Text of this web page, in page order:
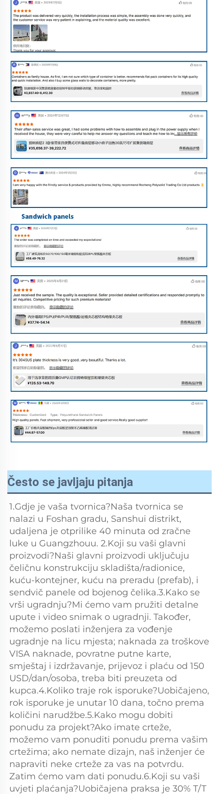
Često se javljaju pitanja
1.Gdje je vaša tvornica?Naša tvornica se
nalazi u Foshan gradu, Sanshui distrikt,
udaljena je otprilike 40 minuta od zračne
luke u Guangzhouu. 2.Koji su vaši glavni
proizvodi?Naši glavni proizvodi uključuju
čeličnu konstrukciju skladišta/radionice,
kuću-kontejner, kuću na preradu (prefab), i
sendvič panele od bojenog čelika.3.Kako se
vrši ugradnju?Mi ćemo vam pružiti detalne
upute i video snimak o ugradnji. Također,
možemo poslati inženjera za vođenje
ugradnje na licu mjesta; naknada za troškove
VISA naknade, povratne putne karte,
smještaj i izdržavanje, prijevoz i plaću od 150
USD/dan/osoba, treba biti preuzeta od
kupca.4.Koliko traje rok isporuke?Uobičajeno,
rok isporuke je unutar 10 dana, točno prema
količini narudžbe.5.Kako mogu dobiti
ponudu za projekt?Ako imate crteže,
možemo vam ponuditi ponudu prema vašim
crtežima; ako nemate dizajn, naš inženjer će
napraviti neke crteže za vas na potvrdu.
Zatim ćemo vam dati ponudu.6.Koji su vaši
uvjeti plaćanja?Uobičajena praksa je 30% T/T